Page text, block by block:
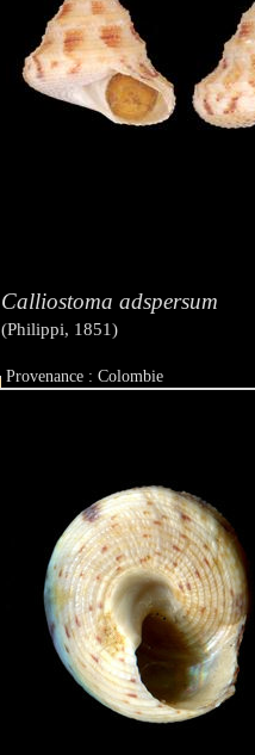
Calliostoma adspersum
(Philippi, 1851)
Provenance : Colombie
Taille : 20.5 mm